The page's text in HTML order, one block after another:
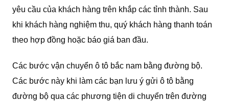
yêu cầu của khách hàng trên khắp các tỉnh thành. Sau
khi khách hàng nghiệm thu, quý khách hàng thanh toán
theo hợp đồng hoặc báo giá ban đầu.
Các bước vận chuyển ô tô bắc nam bằng đường bộ.
Các bước này khi làm các bạn lưu ý gửi ô tô bằng
đường bộ qua các phương tiện di chuyển trên đường